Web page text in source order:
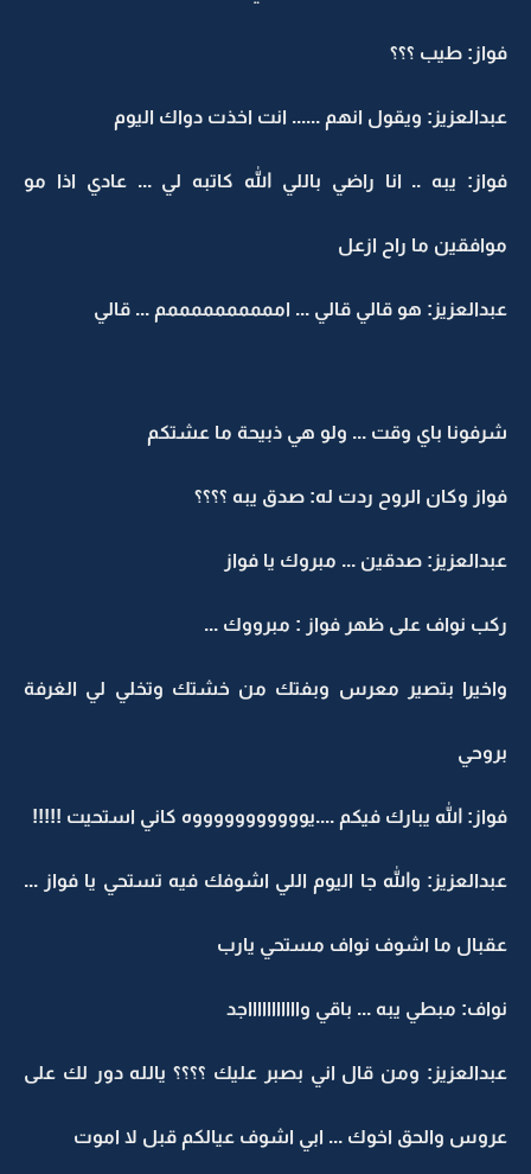
فواز: طيب ؟؟؟
عبدالعزيز: ويقول انهم ...... انت اخذت دواك اليوم
فواز: يبه .. انا راضي باللي الله كاتبه لي ... عادي اذا مو
موافقين ما راح ازعل
عبدالعزيز: هو قالي قالي ... اممممممممممم ... قالي
شرفونا باي وقت ... ولو هي ذبيحة ما عشتكم
فواز وكان الروح ردت له: صدق يبه ؟؟؟؟
عبدالعزيز: صدقين ... مبروك يا فواز
ركب نواف على ظهر فواز : مبرووك ...
واخيرا بتصير معرس وبفتك من خشتك وتخلي لي الغرفة
بروحي
فواز: الله يبارك فيكم ....يوووووووووووه كاني استحيت !!!!!
عبدالعزيز: والله جا اليوم اللي اشوفك فيه تستحي يا فواز ...
عقبال ما اشوف نواف مستحي يارب
نواف: مبطي يبه ... باقي واااااااااااجد
عبدالعزيز: ومن قال اني بصبر عليك ؟؟؟؟ يالله دور لك على
عروس والحق اخوك ... ابي اشوف عيالكم قبل لا اموت